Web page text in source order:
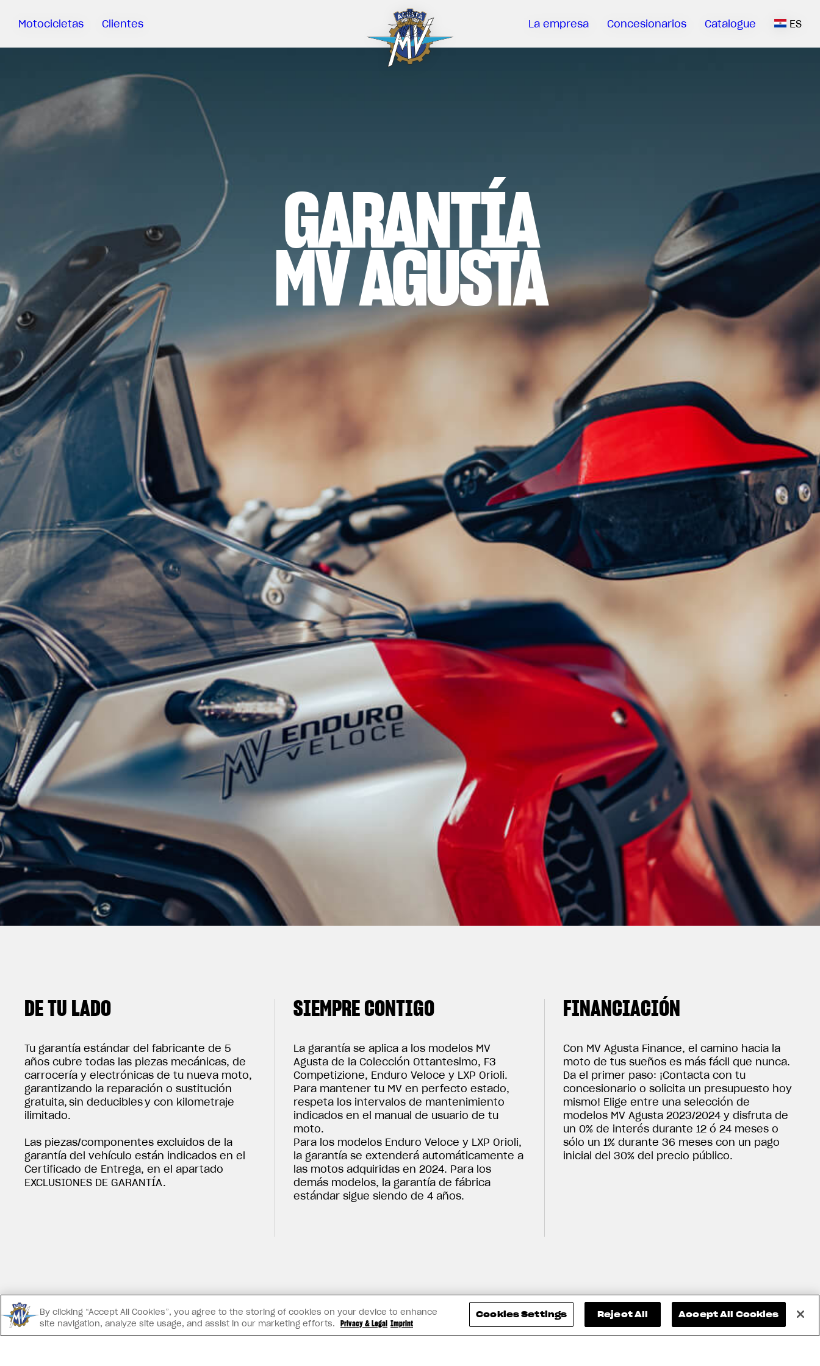
Motocicletas Clientes
Sartoria
Garantía
La empresa Concesionarios Catalogue ES
GARANTÍA
MV AGUSTA
DE TU LADO
Tu garantía estándar del fabricante de 5
años cubre todas las piezas mecánicas, de
carrocería y electrónicas de tu nueva moto,
garantizando la reparación o sustitución
gratuita, sin deducibles y con kilometraje
ilimitado.
Las piezas/componentes excluidos de la
garantía del vehículo están indicados en el
Certificado de Entrega, en el apartado
EXCLUSIONES DE GARANTÍA.
SIEMPRE CONTIGO
La garantía se aplica a los modelos MV
Agusta de la Colección Ottantesimo, F3
Competizione, Enduro Veloce y LXP Orioli.
Para mantener tu MV en perfecto estado,
respeta los intervalos de mantenimiento
indicados en el manual de usuario de tu
moto.
Para los modelos Enduro Veloce y LXP Orioli,
la garantía se extenderá automáticamente a
las motos adquiridas en 2024. Para los
demás modelos, la garantía de fábrica
estándar sigue siendo de 4 años.
FINANCIACIÓN
Con MV Agusta Finance, el camino hacia la
moto de tus sueños es más fácil que nunca.
Da el primer paso: ¡Contacta con tu
concesionario o solicita un presupuesto hoy
mismo! Elige entre una selección de
modelos MV Agusta 2023/2024 y disfruta de
un 0% de interés durante 12 ó 24 meses o
sólo un 1% durante 36 meses con un pago
inicial del 30% del precio público.
BUSCA EL DISTRIBUIDOR MÁS CERCANO
By clicking “Accept All Cookies”, you agree to the storing of cookies on your device to enhance
site navigation, analyze site usage, and assist in our marketing efforts. Privacy & Legal Imprint
Cookies Settings Reject All Accept All Cookies